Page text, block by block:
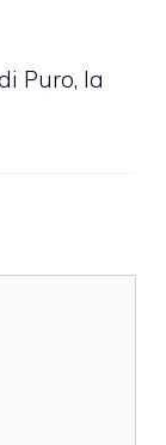
Puro, la